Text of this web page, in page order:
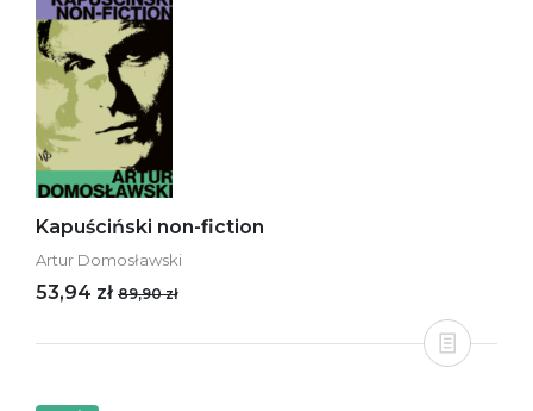
Kapuściński non-fiction
Artur Domosławski
53,94 zł 89,90 zł